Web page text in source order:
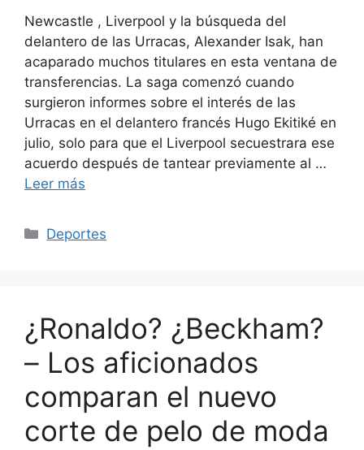
Newcastle , Liverpool y la búsqueda del
delantero de las Urracas, Alexander Isak, han
acaparado muchos titulares en esta ventana de
transferencias. La saga comenzó cuando
surgieron informes sobre el interés de las
Urracas en el delantero francés Hugo Ekitiké en
julio, solo para que el Liverpool secuestrara ese
acuerdo después de tantear previamente al …
Leer más
Categorías
Deportes
¿Ronaldo? ¿Beckham?
– Los aficionados
comparan el nuevo
corte de pelo de moda